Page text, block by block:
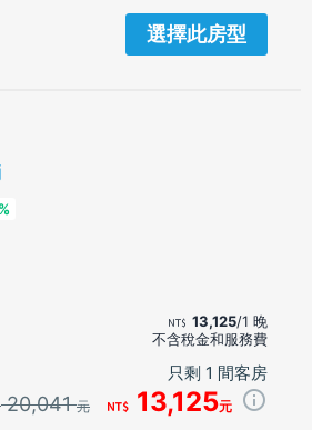
選擇此房型
13,125/1 晚
不含稅金和服務費
只剩 1 間客房
20,041元 13,125元